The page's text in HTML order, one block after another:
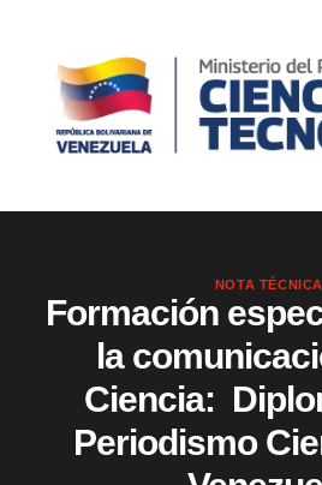
NOTA TÉCNICA
Formación
la
Ciencia:
Periodismo